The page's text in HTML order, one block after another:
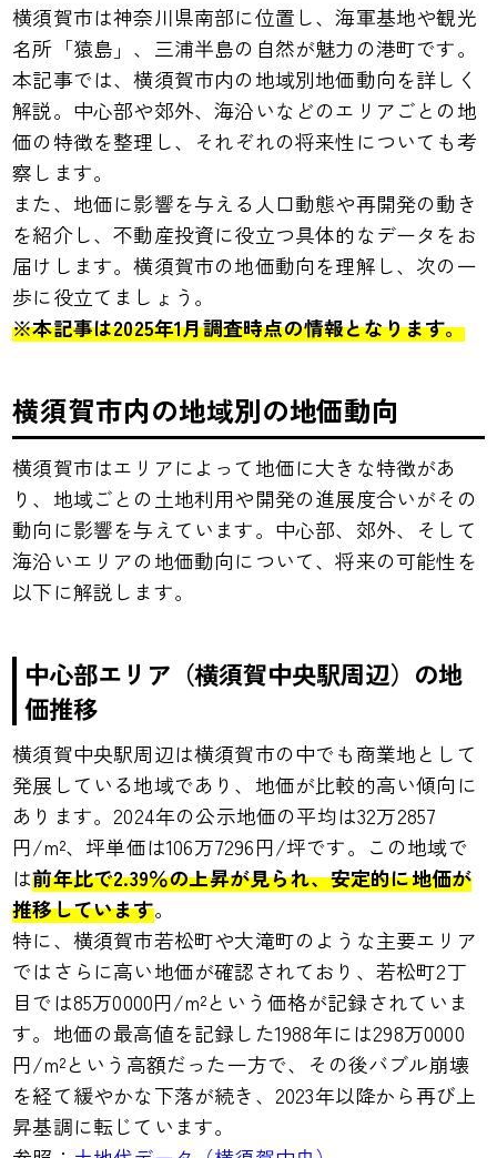
横須賀市は神奈川県南部に位置し、海軍基地や観光
名所「猿島」、三浦半島の自然が魅力の港町です。
本記事では、横須賀市内の地域別地価動向を詳しく
解説。中心部や郊外、海沿いなどのエリアごとの地
価の特徴を整理し、それぞれの将来性についても考
察します。
また、地価に影響を与える人口動態や再開発の動き
を紹介し、不動産投資に役立つ具体的なデータをお
届けします。横須賀市の地価動向を理解し、次の一
歩に役立てましょう。
※本記事は2025年1月調査時点の情報となります。
横須賀市内の地域別の地価動向
横須賀市はエリアによって地価に大きな特徴があ
り、地域ごとの土地利用や開発の進展度合いがその
動向に影響を与えています。中心部、郊外、そして
海沿いエリアの地価動向について、将来の可能性を
以下に解説します。
中心部エリア（横須賀中央駅周辺）の地
価推移
横須賀中央駅周辺は横須賀市の中でも商業地として
発展している地域であり、地価が比較的高い傾向に
あります。2024年の公示地価の平均は32万2857
円/m²、坪単価は106万7296円/坪です。この地域で
は前年比で2.39％の上昇が見られ、安定的に地価が
推移しています。
特に、横須賀市若松町や大滝町のような主要エリア
ではさらに高い地価が確認されており、若松町2丁
目では85万0000円/m²という価格が記録されていま
す。地価の最高値を記録した1988年には298万0000
円/m²という高額だった一方で、その後バブル崩壊
を経て緩やかな下落が続き、2023年以降から再び上
昇基調に転じています。